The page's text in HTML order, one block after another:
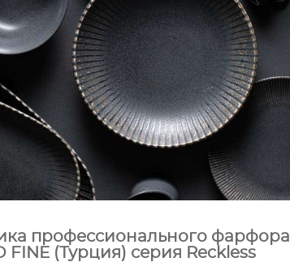
профессионального фарфора
FINE (Турция) серия Reckless